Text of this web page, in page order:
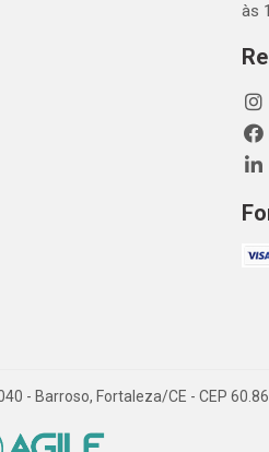
às
- Barroso, Fortaleza/CE - CEP